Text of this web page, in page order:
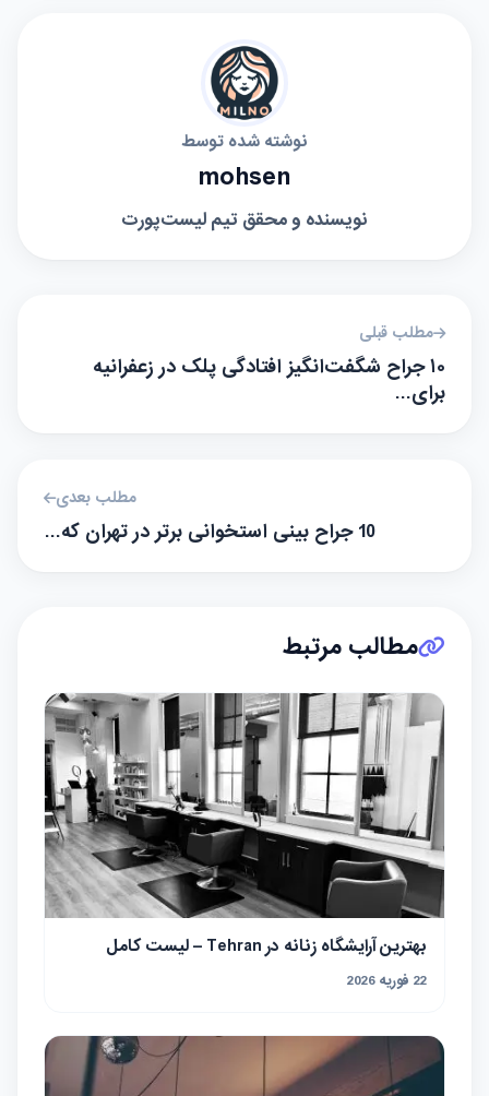
نوشته شده توسط
mohsen
نویسنده و محقق تیم لیست‌پورت
مطلب قبلی
۱۰ جراح شگفت‌انگیز افتادگی پلک در زعفرانیه
برای…
مطلب بعدی
10 جراح بینی استخوانی برتر در تهران که…
مطالب مرتبط
بهترین آرایشگاه زنانه در Tehran – لیست کامل
22 فوریه 2026